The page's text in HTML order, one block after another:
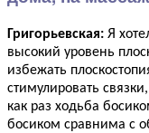
Григорьевская: Я
высокий уровень
избежать
стимулировать
как раз ходьба
босиком сравнима с